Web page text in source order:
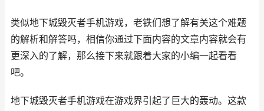
类似地下城毁灭者手机游戏，老铁们想了解有关这个难题
的解析和解答吗，相信你通过下面内容的文章内容就会有
更深入的了解，那么接下来就跟着大家的小编一起看看
吧。
地下城毁灭者手机游戏在游戏界引起了巨大的轰动。这款